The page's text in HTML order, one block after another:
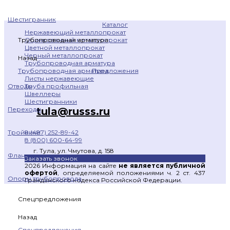
Шестигранник
Трубопроводная арматура
Назад
Трубопроводная арматура
Отводы
Переходы
Тройники
Фланцы
Опоры трубопровода
Спецпредложения
Назад
Каталог
Нержавеющий металлопрокат
Оцинкованный металлопрокат
Цветной металлопрокат
Черный металлопрокат
Трубопроводная арматура
Предложения
Листы нержавеющие
Труба профильная
Швеллеры
Шестигранники
tula@russs.ru
8 (487) 252-89-42
8 (800) 600-64-99
г. Тула, ул. Чмутова, д. 158
Заказать звонок
2026 Информация на сайте не является публичной
офертой , определяемой положениями ч. 2 ст. 437
Гражданского кодекса Российской Федерации.